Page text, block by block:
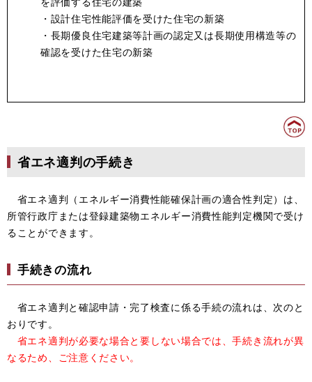
・設計住宅性能評価を受けた住宅の新築
・長期優良住宅建築等計画の認定又は長期使用構造等の
確認を受けた住宅の新築
省エネ適判の手続き
省エネ適判（エネルギー消費性能確保計画の適合性判定）は、
所管行政庁または登録建築物エネルギー消費性能判定機関で受け
ることができます。
手続きの流れ
省エネ適判と確認申請・完了検査に係る手続の流れは、次のと
おりです。
省エネ適判が必要な場合と要しない場合では、手続き流れが異
なるため、ご注意ください。